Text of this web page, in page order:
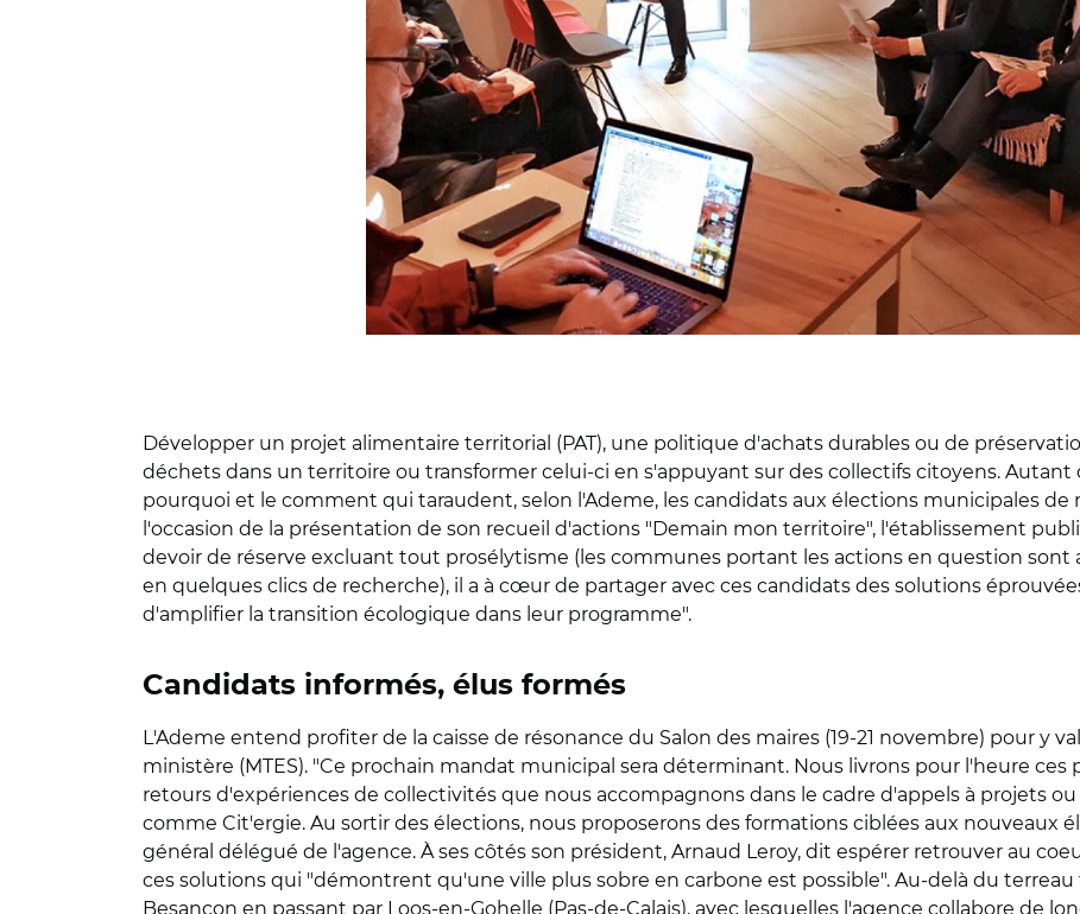
Développer un projet alimentaire territorial (PAT), une politique d'achats durables ou de
déchets dans un territoire ou transformer celui-ci en s'appuyant sur des collectifs citoyens. Autant
pourquoi et le comment qui taraudent, selon l'Ademe, les candidats aux élections municipales de
l'occasion de la présentation de son recueil d'actions "Demain mon territoire", l'établissement
devoir de réserve excluant tout prosélytisme (les communes portant les actions en question
en quelques clics de recherche), il a à cœur de partager avec ces candidats des solutions
d'amplifier la transition écologique dans leur programme".
Candidats informés, élus formés
L'Ademe entend profiter de la caisse de résonance du Salon des maires (19-21 novembre) pour y
ministère (MTES). "Ce prochain mandat municipal sera déterminant. Nous livrons pour l'heure
retours d'expériences de collectivités que nous accompagnons dans le cadre d'appels à projets
comme Cit'ergie. Au sortir des élections, nous proposerons des formations ciblées aux nouveaux
général délégué de l'agence. À ses côtés son président, Arnaud Leroy, dit espérer retrouver au
ces solutions qui "démontrent qu'une ville plus sobre en carbone est possible". Au-delà du
Besançon en passant par Loos-en-Gohelle (Pas-de-Calais), avec lesquelles l'agence collabore de